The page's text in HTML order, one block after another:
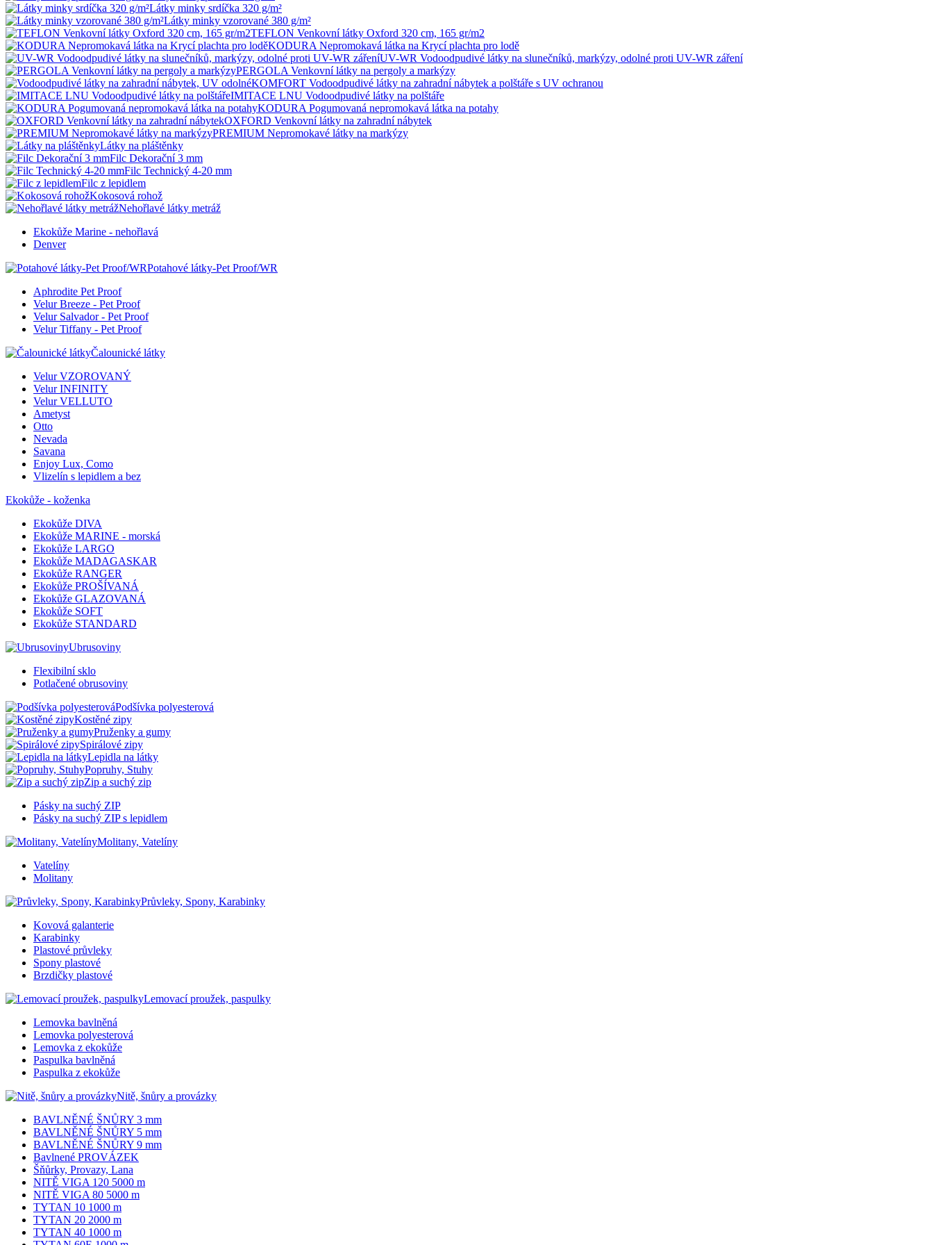
Látky minky srdíčka 320 g/m²
Látky minky vzorované 380 g/m²
TEFLON Venkovní látky Oxford 320 cm, 165 gr/m2
KODURA Nepromokavá látka na Krycí plachta pro lodě
UV-WR Vodoodpudivé látky na slunečníků, markýzy, odolné proti UV-WR záření
PERGOLA Venkovní látky na pergoly a markýzy
KOMFORT Vodoodpudivé látky na zahradní nábytek a polštáře s UV ochranou
IMITACE LNU Vodoodpudivé látky na polštáře
KODURA Pogumovaná nepromokavá látka na potahy
OXFORD Venkovní látky na zahradní nábytek
PREMIUM Nepromokavé látky na markýzy
Látky na pláštěnky
Filc Dekorační 3 mm
Filc Technický 4-20 mm
Filc z lepidlem
Kokosová rohož
Nehořlavé látky metráž
Ekokůže Marine - nehořlavá
Denver
Potahové látky-Pet Proof/WR
Aphrodite Pet Proof
Velur Breeze - Pet Proof
Velur Salvador - Pet Proof
Velur Tiffany - Pet Proof
Čalounické látky
Velur VZOROVANÝ
Velur INFINITY
Velur VELLUTO
Ametyst
Otto
Nevada
Savana
Enjoy Lux, Como
Vlizelín s lepidlem a bez
Ekokůže - koženka
Ekokůže DIVA
Ekokůže MARINE - morská
Ekokůže LARGO
Ekokůže MADAGASKAR
Ekokůže RANGER
Ekokůže PROŠÍVANÁ
Ekokůže GLAZOVANÁ
Ekokůže SOFT
Ekokůže STANDARD
Ubrusoviny
Flexibilní sklo
Potlačené obrusoviny
Podšívka polyesterová
Kostěné zipy
Pruženky a gumy
Spirálové zipy
Lepidla na látky
Popruhy, Stuhy
Zip a suchý zip
Pásky na suchý ZIP
Pásky na suchý ZIP s lepidlem
Molitany, Vatelíny
Vatelíny
Molitany
Průvleky, Spony, Karabinky
Kovová galanterie
Karabinky
Plastové průvleky
Spony plastové
Brzdičky plastové
Lemovací proužek, paspulky
Lemovka bavlněná
Lemovka polyesterová
Lemovka z ekokůže
Paspulka bavlněná
Paspulka z ekokůže
Nitě, šnůry a provázky
BAVLNĚNÉ ŠNŮRY 3 mm
BAVLNĚNÉ ŠNŮRY 5 mm
BAVLNĚNÉ ŠNŮRY 9 mm
Bavlnené PROVÁZEK
Šňůrky, Provazy, Lana
NITĚ VIGA 120 5000 m
NITĚ VIGA 80 5000 m
TYTAN 10 1000 m
TYTAN 20 2000 m
TYTAN 40 1000 m